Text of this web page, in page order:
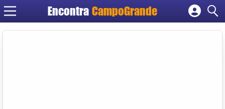
Encontra CampoGrande
Cadastrar empresa